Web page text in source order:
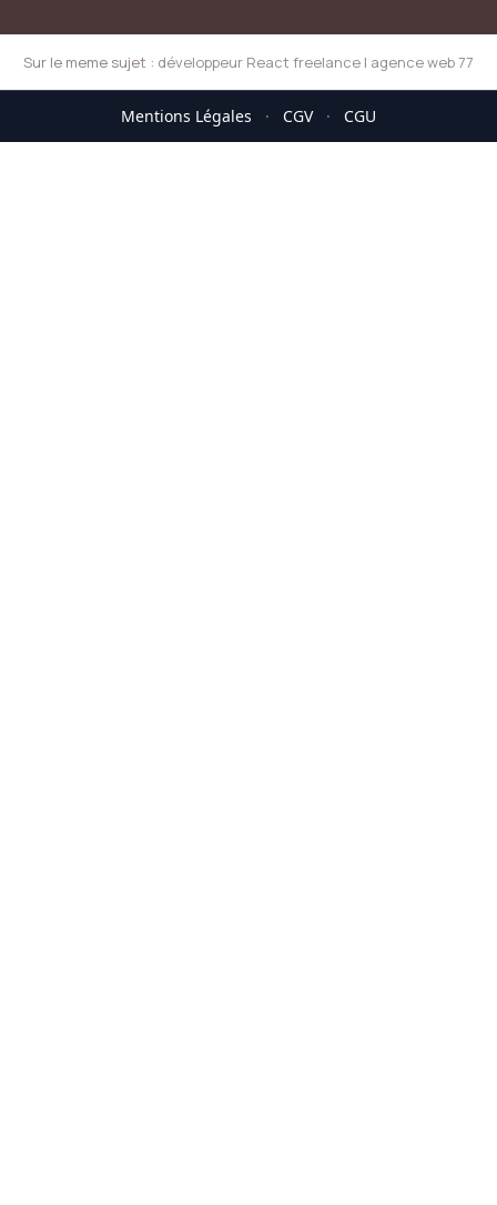
Sur le meme sujet : développeur React freelance | agence web 77
Mentions Légales · CGV · CGU